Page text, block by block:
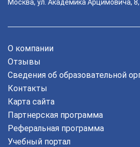
Москва, ул. Академика Арцимовича,
О компании
Отзывы
Сведения об образовательной
Контакты
Карта сайта
Партнерская программа
Реферальная программа
Учебный портал
Vkontakte
Max